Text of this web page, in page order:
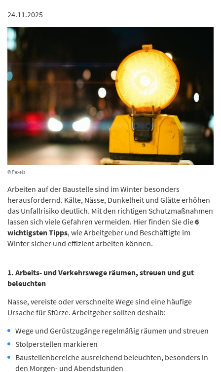
24.11.2025
© Pexels
Arbeiten auf der Baustelle sind im Winter besonders
herausfordernd. Kälte, Nässe, Dunkelheit und Glätte erhöhen
das Unfallrisiko deutlich. Mit den richtigen Schutzmaßnahmen
lassen sich viele Gefahren vermeiden. Hier finden Sie die6
wichtigsten Tipps, wie Arbeitgeber und Beschäftigte im
Winter sicher und effizient arbeiten können.
1. Arbeits- und Verkehrswege räumen, streuen und gut
beleuchten
Nasse, vereiste oder verschneite Wege sind eine häufige
Ursache für Stürze. Arbeitgeber sollten deshalb:
Wege und Gerüstzugänge regelmäßig räumen und streuen
Stolperstellen markieren
Baustellenbereiche ausreichend beleuchten, besonders in
den Morgen- und Abendstunden